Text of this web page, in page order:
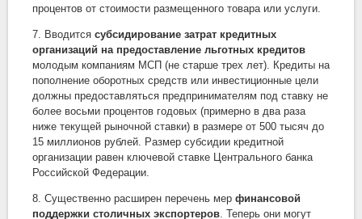
процентов от стоимости размещенного товара или услуги.
7. Вводится субсидирование затрат кредитных
организаций на предоставление льготных кредитов
молодым компаниям МСП (не старше трех лет). Кредиты на
пополнение оборотных средств или инвестиционные цели
должны предоставляться предпринимателям под ставку не
более восьми процентов годовых (примерно в два раза
ниже текущей рыночной ставки) в размере от 500 тысяч до
15 миллионов рублей. Размер субсидии кредитной
организации равен ключевой ставке Центрального банка
Российской Федерации.
8. Существенно расширен перечень мер финансовой
поддержки столичных экспортеров. Теперь они могут